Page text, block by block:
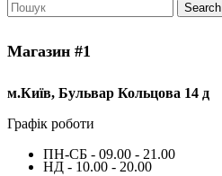
Search
Магазин #1
м.Київ, Бульвар Кольцова 14 д
Графік роботи
ПН-СБ - 09.00 - 21.00
НД - 10.00 - 20.00